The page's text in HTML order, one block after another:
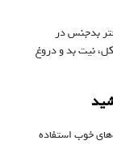
بدجنس در
نیت‌ بد و دروغ
خوب استفاده